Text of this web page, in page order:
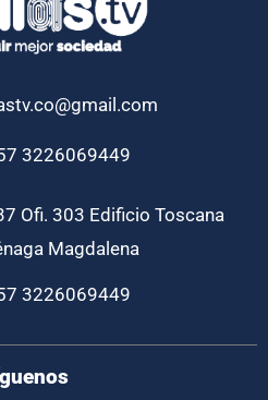
3226069449
Ofi. 303 Edificio Toscana
Magdalena
3226069449